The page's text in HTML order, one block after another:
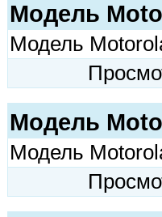
Модель
Модель
Модель
Модель